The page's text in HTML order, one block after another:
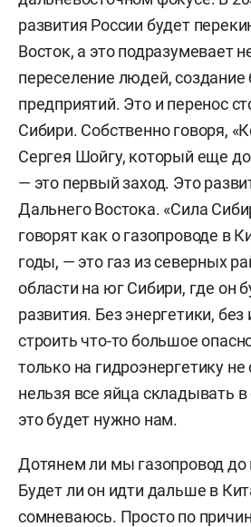
развития России будет
Восток, а это подразумевает
переселение людей, создание
предприятий. Это и перенос
Сибири. Собственно говоря,
Сергея Шойгу, который еще
— это первый заход. Это
Дальнего Востока. «Сила
говорят как о газопроводе в
годы, — это газ из северных
области на юг Сибири, где он
развития. Без энергетики,
строить что-то большое
только на гидроэнергетику не
нельзя все яйца складывать в
это будет нужно нам.
Дотянем ли мы газопровод
Будет ли он идти дальше в
сомневаюсь. Просто по